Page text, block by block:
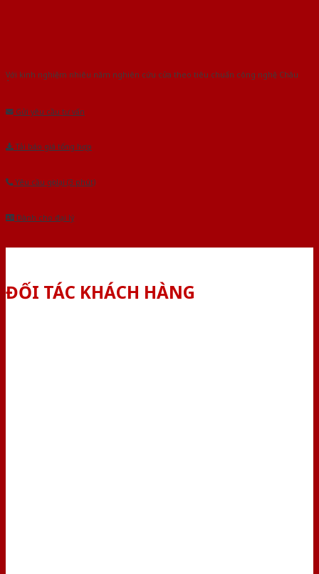
Với kinh nghiệm nhiêu năm nghiên cứu cửa theo tiêu chuẩn công nghệ Châu
Gửi yêu cầu tư vấn
Tải báo giá tổng hợp
Yêu cầu gọi lại (3 phút)
Dành cho đại lý
ĐỐI TÁC KHÁCH HÀNG